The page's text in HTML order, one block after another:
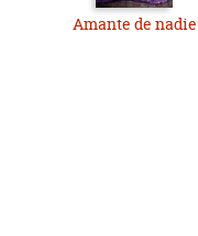
Amante de nadie